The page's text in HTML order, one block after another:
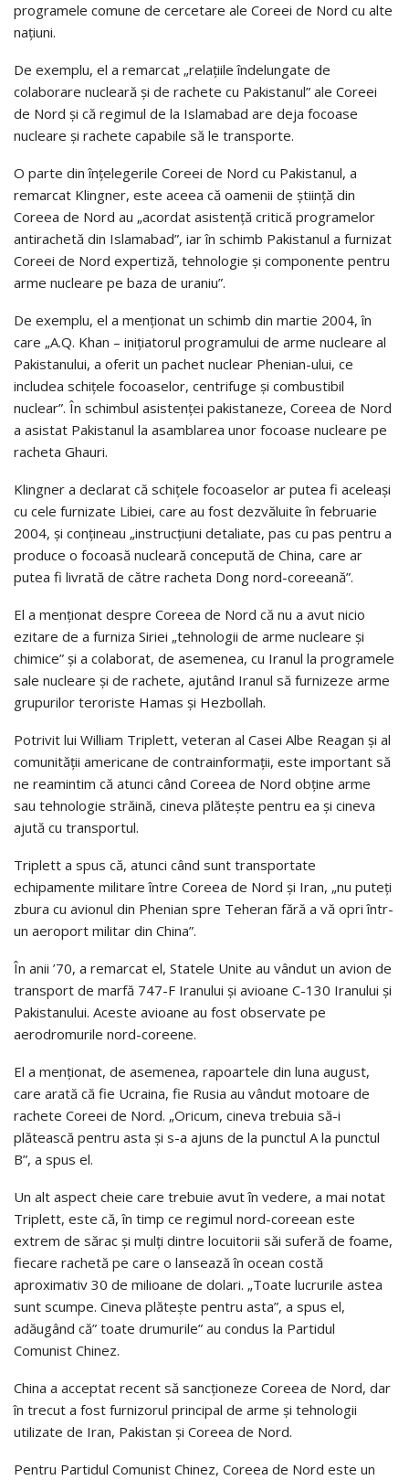
programele comune de cercetare ale Coreei de Nord cu alte
naţiuni.
De exemplu, el a remarcat „relaţiile îndelungate de
colaborare nucleară şi de rachete cu Pakistanul” ale Coreei
de Nord şi că regimul de la Islamabad are deja focoase
nucleare şi rachete capabile să le transporte.
O parte din înţelegerile Coreei de Nord cu Pakistanul, a
remarcat Klingner, este aceea că oamenii de ştiinţă din
Coreea de Nord au „acordat asistenţă critică programelor
antirachetă din Islamabad”, iar în schimb Pakistanul a furnizat
Coreei de Nord expertiză, tehnologie şi componente pentru
arme nucleare pe baza de uraniu”.
De exemplu, el a menţionat un schimb din martie 2004, în
care „A.Q. Khan – iniţiatorul programului de arme nucleare al
Pakistanului, a oferit un pachet nuclear Phenian-ului, ce
includea schiţele focoaselor, centrifuge şi combustibil
nuclear”. În schimbul asistenţei pakistaneze, Coreea de Nord
a asistat Pakistanul la asamblarea unor focoase nucleare pe
racheta Ghauri.
Klingner a declarat că schiţele focoaselor ar putea fi aceleaşi
cu cele furnizate Libiei, care au fost dezvăluite în februarie
2004, şi conţineau „instrucţiuni detaliate, pas cu pas pentru a
produce o focoasă nucleară concepută de China, care ar
putea fi livrată de către racheta Dong nord-coreeană”.
El a menţionat despre Coreea de Nord că nu a avut nicio
ezitare de a furniza Siriei „tehnologii de arme nucleare şi
chimice” şi a colaborat, de asemenea, cu Iranul la programele
sale nucleare şi de rachete, ajutând Iranul să furnizeze arme
grupurilor teroriste Hamas şi Hezbollah.
Potrivit lui William Triplett, veteran al Casei Albe Reagan şi al
comunităţii americane de contrainformaţii, este important să
ne reamintim că atunci când Coreea de Nord obţine arme
sau tehnologie străină, cineva plăteşte pentru ea şi cineva
ajută cu transportul.
Triplett a spus că, atunci când sunt transportate
echipamente militare între Coreea de Nord şi Iran, „nu puteţi
zbura cu avionul din Phenian spre Teheran fără a vă opri într-
un aeroport militar din China”.
În anii ’70, a remarcat el, Statele Unite au vândut un avion de
transport de marfă 747-F Iranului şi avioane C-130 Iranului şi
Pakistanului. Aceste avioane au fost observate pe
aerodromurile nord-coreene.
El a menţionat, de asemenea, rapoartele din luna august,
care arată că fie Ucraina, fie Rusia au vândut motoare de
rachete Coreei de Nord. „Oricum, cineva trebuia să-i
plătească pentru asta şi s-a ajuns de la punctul A la punctul
B”, a spus el.
Un alt aspect cheie care trebuie avut în vedere, a mai notat
Triplett, este că, în timp ce regimul nord-coreean este
extrem de sărac şi mulţi dintre locuitorii săi suferă de foame,
fiecare rachetă pe care o lansează în ocean costă
aproximativ 30 de milioane de dolari. „Toate lucrurile astea
sunt scumpe. Cineva plăteşte pentru asta”, a spus el,
adăugând că” toate drumurile” au condus la Partidul
Comunist Chinez.
China a acceptat recent să sancţioneze Coreea de Nord, dar
în trecut a fost furnizorul principal de arme şi tehnologii
utilizate de Iran, Pakistan şi Coreea de Nord.
Pentru Partidul Comunist Chinez, Coreea de Nord este un